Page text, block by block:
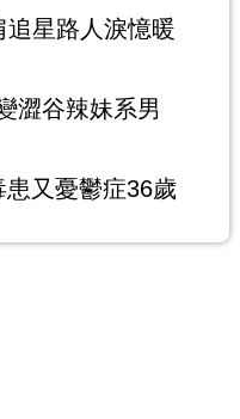
追星路人淚憶暖
澀谷辣妹系男
又憂鬱症36歲